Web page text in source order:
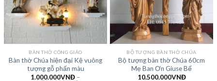
BÀN THỜ CÔNG GIÁO
Bàn thờ Chúa hiện đại Kệ vuông
tượng gỗ phấn màu
1.000.000VNĐ –
BỘ TƯỢNG BÀN THỜ CHÚA
Bộ tượng bàn thờ Chúa 60cm
Mẹ Ban Ơn Giuse Bế
10.500.000VNĐ